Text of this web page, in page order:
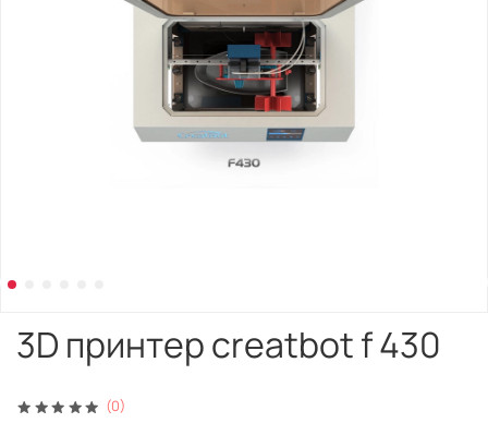
(0)
3D принтер creatbot f 430